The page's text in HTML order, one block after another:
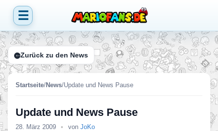
☰
Zurück zu den News
Startseite/News/Update und News Pause
Update und News Pause
28. März 2009 • von JoKo